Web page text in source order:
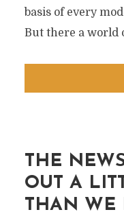
basis of every
But there a world
THE
OUT A
THAN WE